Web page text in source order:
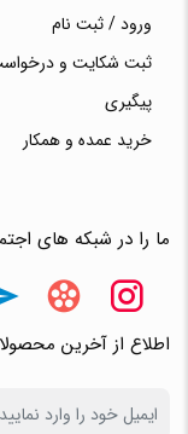
ورود / ثبت نام
ثبت شکایت و
پیگیری
خرید عمده و همکار
ما را در شبکه های
اطلاع از آخرین